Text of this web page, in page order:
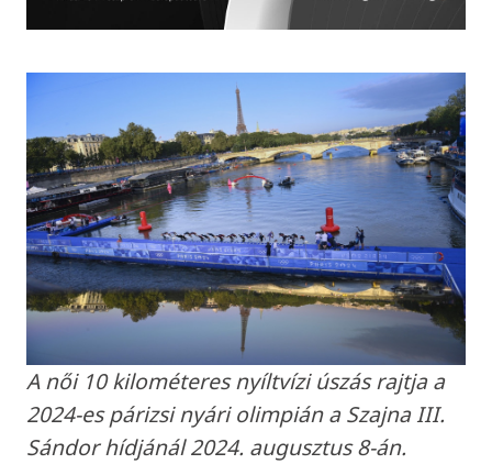
A női 10 kilométeres nyíltvízi úszás rajtja a
2024-es párizsi nyári olimpián a Szajna III.
Sándor hídjánál 2024. augusztus 8-án.